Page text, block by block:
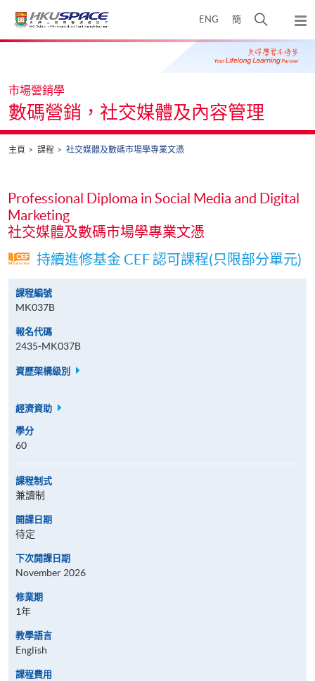
ENG 簡
開
搜
尋
彈
出
主
Main
市場營銷學
數碼營銷，社交媒體及內容管理
主頁 課程 社交媒體及數碼市場學專業文憑
Professional Diploma in Social Media and Digital
Marketing
社交媒體及數碼市場學專業文憑
持續進修基金 CEF 認可課程(只限部分單元)
課程編號
MK037B
報名代碼
2435-MK037B
資歷架構級別
經濟資助
學分
60
課程制式
兼讀制
開課日期
待定
下次開課日期
November 2026
修業期
1年
教學語言
English
課程費用